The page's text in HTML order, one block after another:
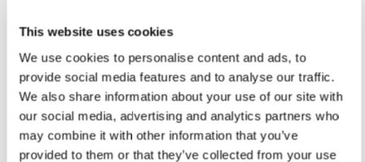
This website uses cookies
We use cookies to personalise content and ads, to
provide social media features and to analyse our traffic.
We also share information about your use of our site with
our social media, advertising and analytics partners who
may combine it with other information that you’ve
provided to them or that they’ve collected from your use
29 30 31
34
30